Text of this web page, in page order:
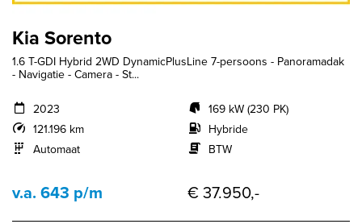
Kia Sorento
1.6 T-GDI Hybrid 2WD DynamicPlusLine 7-persoons - Panoramadak
- Navigatie - Camera - St...
2023
121.196 km
Automaat
169 kW (230 PK)
Hybride
BTW
v.a. 643 p/m € 37.950,-